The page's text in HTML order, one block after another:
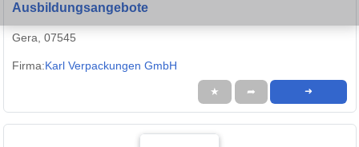
Ausbildungsangebote
Gera, 07545
Firma:Karl Verpackungen GmbH
★ ➦ ➜